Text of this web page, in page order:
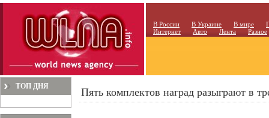
В России В Украине В мире
Интернет
Авто Лента Разное
ТОП ДНЯ Пять комплектов наград разыграют в